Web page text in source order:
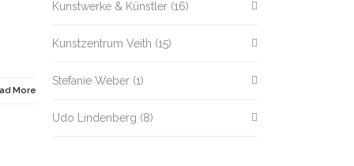
More
Kunstwerke & Künstler (16)
Kunstzentrum Veith (15)
Stefanie Weber (1)
Udo Lindenberg (8)